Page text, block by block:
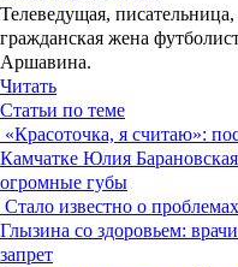
Телеведущая,
гражданская жена
Аршавина.
Читать
Статьи по теме
«Красоточка, я считаю»:
Камчатке Юлия Барановская
огромные губы
Стало известно о
Глызина со здоровьем:
запрет